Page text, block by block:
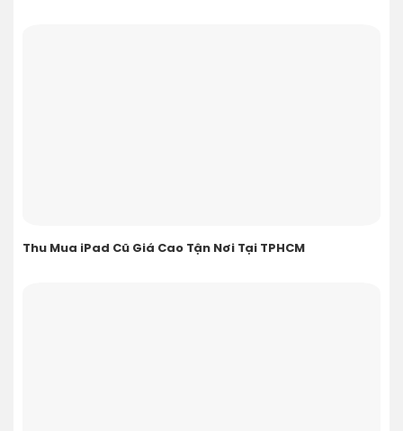
Thu Mua iPad Cũ Giá Cao Tận Nơi Tại TPHCM